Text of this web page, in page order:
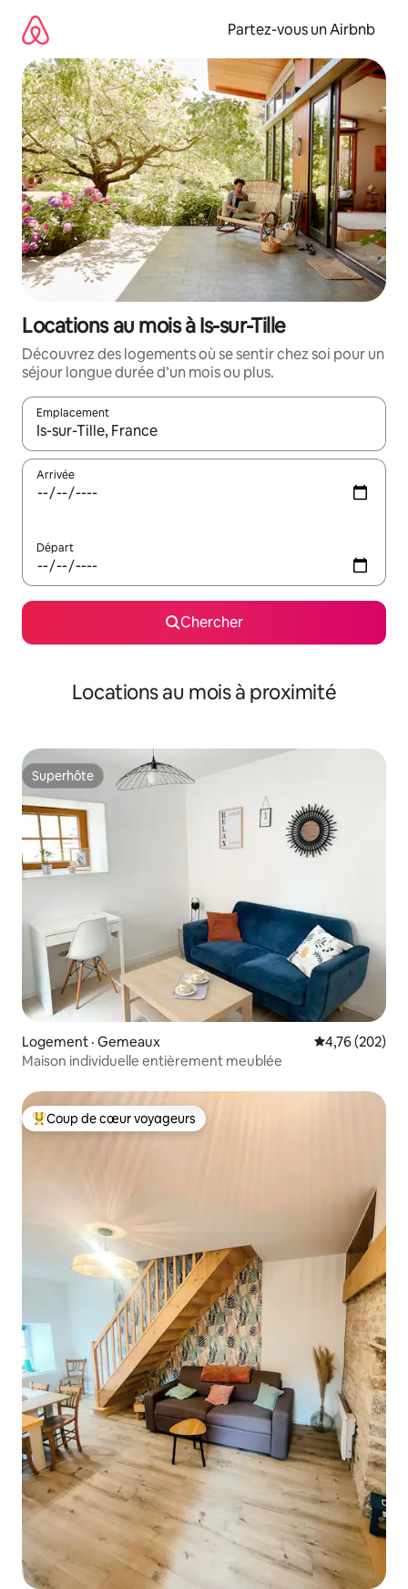
directement
contenu
Partez-vous un Airbnb
Locations au mois à Is-sur-Tille
Découvrez des logements où se sentir chez soi pour un
séjour longue durée d’un mois ou plus.
Emplacement
Quand les résultats sont affichés, parcourez-les en utilisant
Arrivée
Départ
Chercher
Locations au mois à proximité
Superhôte
Superhôte
Logement · Gemeaux Note
4,76 (202)
Maison individuelle entièrement meublée
Coup de cœur voyageurs parmi les plus aimés
Coup de cœur voyageurs